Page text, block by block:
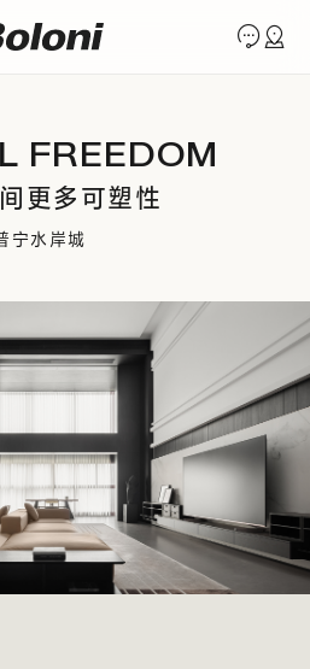
FREEDOM
更多可塑性
宁水岸城